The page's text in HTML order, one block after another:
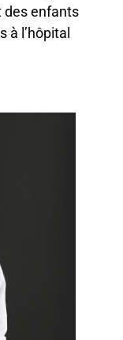
des enfants
l’hôpital